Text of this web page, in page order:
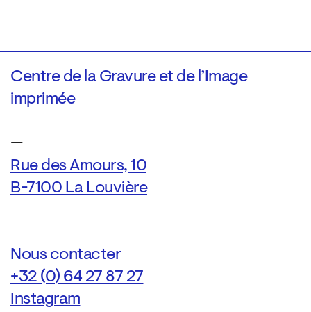
Centre de la Gravure et de l’Image
imprimée
—
Rue des Amours, 10
B-7100 La Louvière
Nous contacter
+32 (0) 64 27 87 27
Instagram